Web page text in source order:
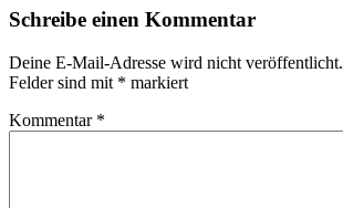
Schreibe einen Kommentar
Deine E-Mail-Adresse wird nicht veröffentlicht.
Felder sind mit * markiert
Kommentar *